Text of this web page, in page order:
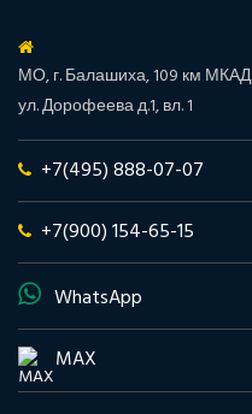
МО, г. Балашиха, 109 км МКАД
ул. Дорофеева д.1, вл. 1
+7(495) 888-07-07
+7(900) 154-65-15
WhatsApp
MAX